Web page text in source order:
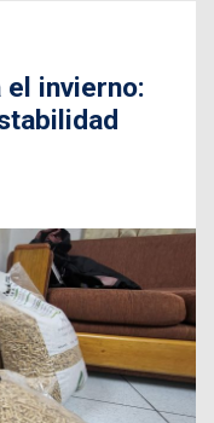
el invierno: